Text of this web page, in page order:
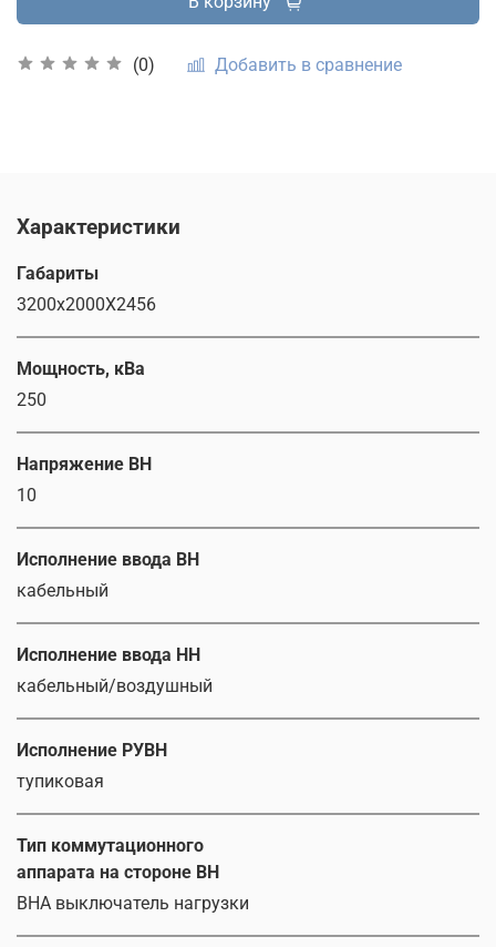
(0) Добавить в сравнение
Характеристики
Габариты
3200х2000Х2456
Мощность, кВа
250
Напряжение ВН
10
Исполнение ввода ВН
кабельный
Исполнение ввода НН
кабельный/воздушный
Исполнение РУВН
тупиковая
Тип коммутационного
аппарата на стороне ВН
ВНА выключатель нагрузки